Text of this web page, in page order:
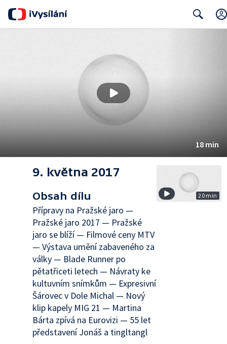
18 min
9. května 2017
Obsah dílu
Přípravy na Pražské jaro —
Pražské jaro 2017 — Pražské
jaro se blíží — Filmové ceny MTV
— Výstava umění zabaveného za
války — Blade Runner po
pětatřiceti letech — Návraty ke
kultuvním snímkům — Expresivní
Šárovec v Dole Michal — Nový
klip kapely MIG 21 — Martina
Bárta zpívá na Eurovizi — 55 let
představení Jonáš a tingltangl
20 min